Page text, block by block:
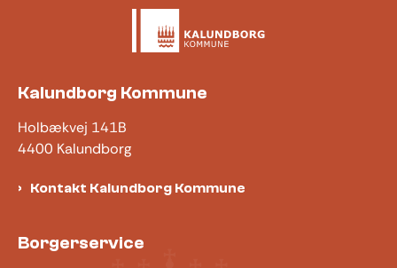
Kalundborg Kommune
Holbækvej 141B
4400 Kalundborg
Kontakt Kalundborg Kommune
Borgerservice